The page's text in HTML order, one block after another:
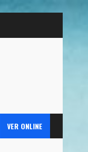
VER ONLINE